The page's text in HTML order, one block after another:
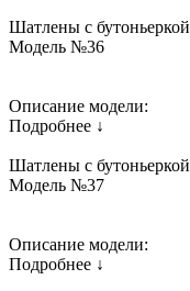
Шатлены с бутоньеркой
Модель №36
Описание модели:
Подробнее ↓
Шатлены с бутоньеркой
Модель №37
Описание модели:
Подробнее ↓